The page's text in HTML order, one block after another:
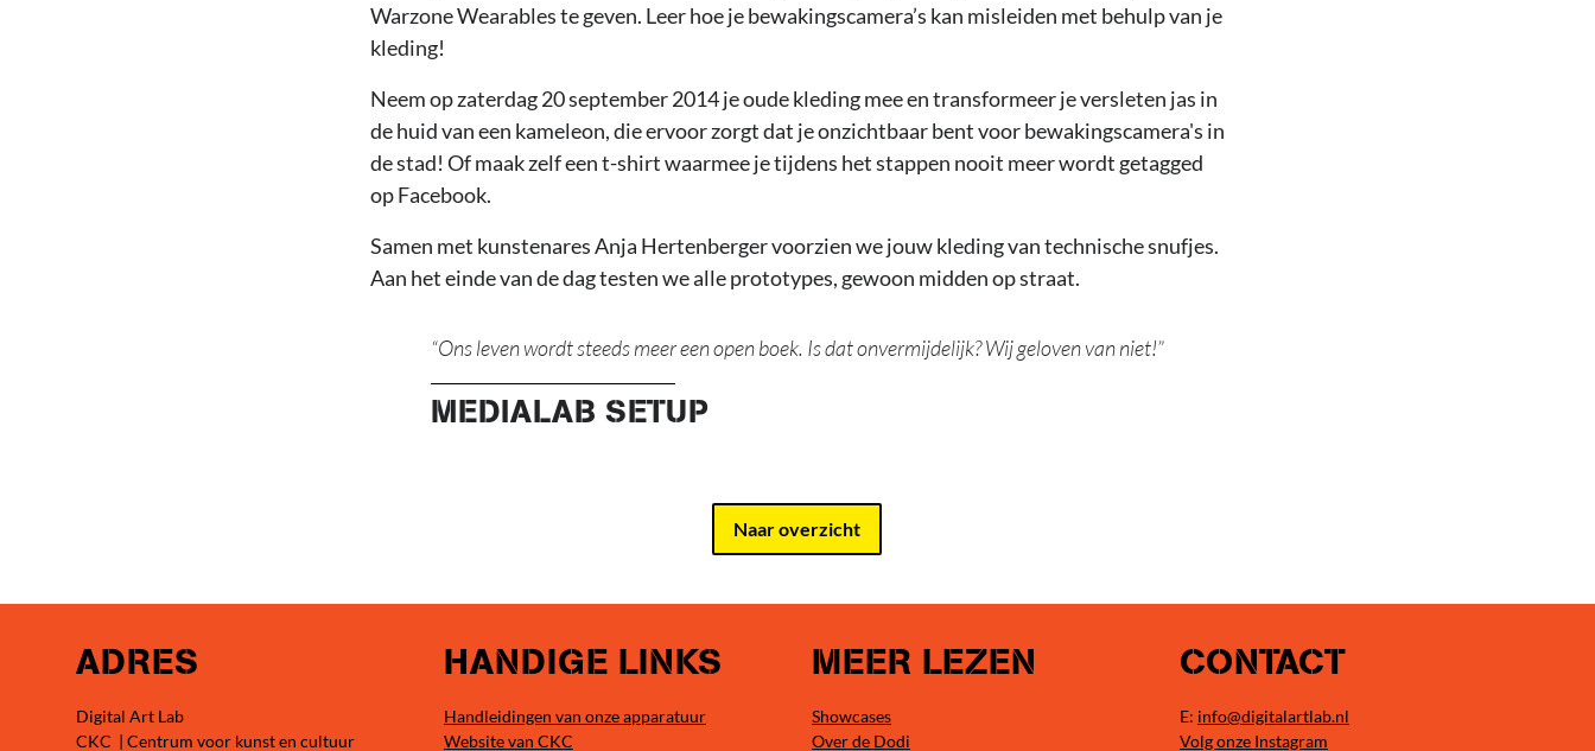
Warzone Wearables te geven. Leer hoe je bewakingscamera’s kan misleiden met behulp van je
kleding!
Neem op zaterdag 20 september 2014 je oude kleding mee en transformeer je versleten jas in
de huid van een kameleon, die ervoor zorgt dat je onzichtbaar bent voor bewakingscamera's in
de stad! Of maak zelf een t-shirt waarmee je tijdens het stappen nooit meer wordt getagged
op Facebook.
Samen met kunstenares Anja Hertenberger voorzien we jouw kleding van technische snufjes.
Aan het einde van de dag testen we alle prototypes, gewoon midden op straat.
Ons leven wordt steeds meer een open boek. Is dat onvermijdelijk? Wij geloven van niet!
MEDIALAB SETUP
Naar overzicht
ADRES
Digital Art Lab
CKC | Centrum voor kunst en cultuur
HANDIGE LINKS
Handleidingen van onze apparatuur
Website van CKC
MEER LEZEN
Showcases
Over de Dodi
CONTACT
E: info@digitalartlab.nl
Volg onze Instagram